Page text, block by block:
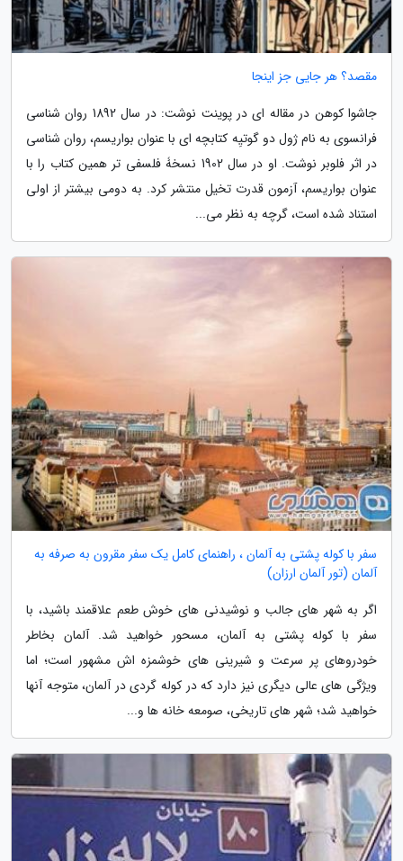
مقصد؟ هر جایی جز اینجا
جاشوا کوهن در مقاله ای در پوینت نوشت: در سال 1892 روان شناسی
فرانسوی به نام ژول دو گوتیِه کتابچه ای با عنوان بواریسم، روان شناسی
در اثر فلوبر نوشت. او در سال 1902 نسخۀ فلسفی تر همین کتاب را با
عنوان بواریسم، آزمون قدرت تخیل منتشر کرد. به دومی بیشتر از اولی
استناد شده است، گرچه به نظر می...
سفر با کوله پشتی به آلمان ، راهنمای کامل یک سفر مقرون به صرفه به
آلمان (تور آلمان ارزان)
اگر به شهر های جالب و نوشیدنی های خوش طعم علاقمند باشید، با
سفر با کوله پشتی به آلمان، مسحور خواهید شد. آلمان بخاطر
خودروهای پر سرعت و شیرینی های خوشمزه اش مشهور است؛ اما
ویژگی های عالی دیگری نیز دارد که در کوله گردی در آلمان، متوجه آنها
خواهید شد؛ شهر های تاریخی، صومعه خانه ها و...